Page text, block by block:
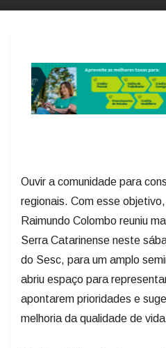
Ouvir a comunidade para
regionais. Com esse
Raimundo Colombo reuniu
Serra Catarinense neste
do Sesc, para um amplo
abriu espaço para
apontarem prioridades e
melhoria da qualidade de